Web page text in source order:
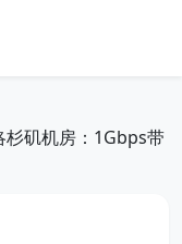
矶机房：1Gbps带